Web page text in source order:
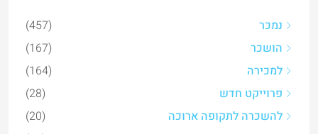
הושכר
(167)
למכירה
(164)
פרוייקט חדש
(28)
להשכרה לתקופה ארוכה
(20)
להשכרה לתקופה קצרה
(15)